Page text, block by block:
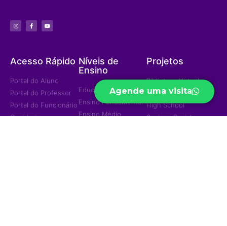
Agende uma visita
Acesso Rápido
Portal do Aluno
Portal do Professor
Portal do Funcionário
Ouvidoria
Níveis de
Ensino
Educação Infantil
Ensino Fundamental
Ensino Médio
Projetos
Biblioteca Virtual
Curso Preparatório
High School
Sapiens Social